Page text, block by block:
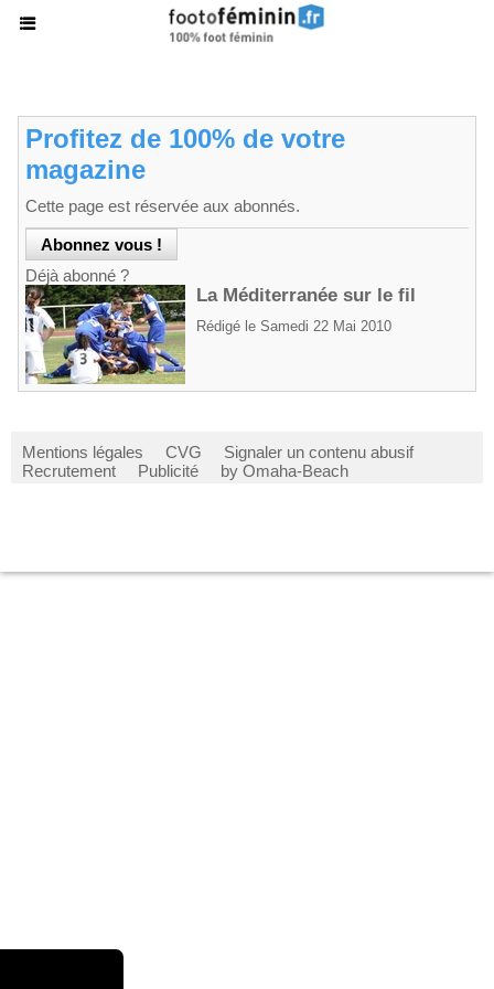
Profitez de 100% de votre
magazine
Cette page est réservée aux abonnés.
Déjà abonné ?
La Méditerranée sur le fil
Rédigé le Samedi 22 Mai 2010
Mentions légales CVG
Signaler un contenu abusif
Recrutement
Publicité by Omaha-Beach